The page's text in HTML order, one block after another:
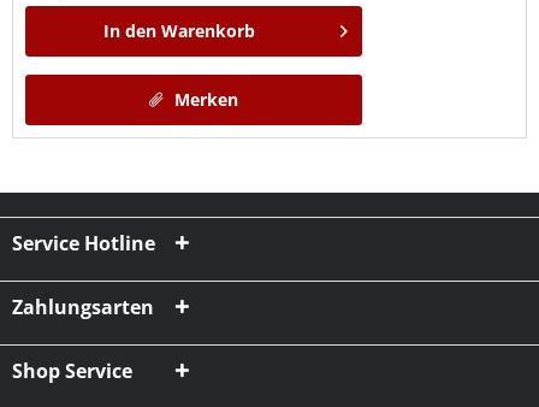
In den Warenkorb
Merken
Service Hotline
Zahlungsarten
Shop Service